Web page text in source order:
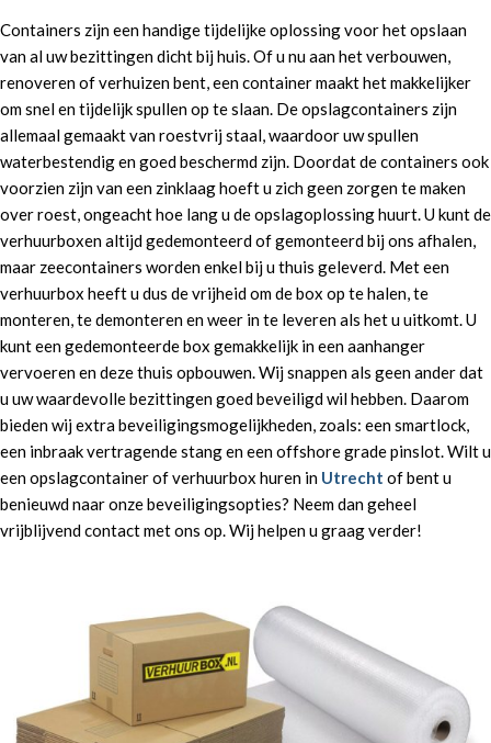
Containers zijn een handige tijdelijke oplossing voor het opslaan
van al uw bezittingen dicht bij huis. Of u nu aan het verbouwen,
renoveren of verhuizen bent, een container maakt het makkelijker
om snel en tijdelijk spullen op te slaan. De opslagcontainers zijn
allemaal gemaakt van roestvrij staal, waardoor uw spullen
waterbestendig en goed beschermd zijn. Doordat de containers ook
voorzien zijn van een zinklaag hoeft u zich geen zorgen te maken
over roest, ongeacht hoe lang u de opslagoplossing huurt. U kunt de
verhuurboxen altijd gedemonteerd of gemonteerd bij ons afhalen,
maar zeecontainers worden enkel bij u thuis geleverd. Met een
verhuurbox heeft u dus de vrijheid om de box op te halen, te
monteren, te demonteren en weer in te leveren als het u uitkomt. U
kunt een gedemonteerde box gemakkelijk in een aanhanger
vervoeren en deze thuis opbouwen. Wij snappen als geen ander dat
u uw waardevolle bezittingen goed beveiligd wil hebben. Daarom
bieden wij extra beveiligingsmogelijkheden, zoals: een smartlock,
een inbraak vertragende stang en een offshore grade pinslot. Wilt u
een opslagcontainer of verhuurbox huren in Utrecht of bent u
benieuwd naar onze beveiligingsopties? Neem dan geheel
vrijblijvend contact met ons op. Wij helpen u graag verder!